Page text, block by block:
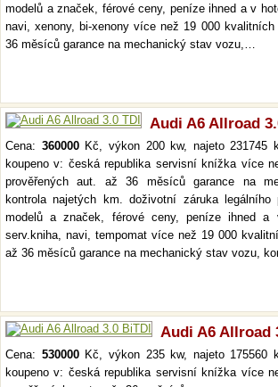
modelů a značek, férové ceny, peníze ihned a v
navi, xenony, bi-xenony více než 19 000
36 měsíců garance na mechanický stav vozu,…
Audi A6 Allroad
Cena: 360000Kč, výkon 200 kw, najeto 231745
koupeno v: česká republika servisní knížka více
prověřených aut. až 36 měsíců garance na
kontrola najetých km. doživotní záruka
modelů a značek, férové ceny, peníze ihned a
serv.kniha, navi, tempomat více než 19 000
až 36 měsíců garance na mechanický stav vozu,
Audi A6 Allroad
Cena: 530000Kč, výkon 235 kw, najeto 175560
koupeno v: česká republika servisní knížka více